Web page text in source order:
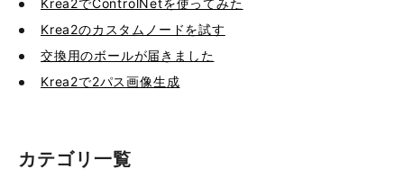
Krea2でControlNetを使ってみた
Krea2のカスタムノードを試す
交換用のボールが届きました
Krea2で2パス画像生成
カテゴリ一覧